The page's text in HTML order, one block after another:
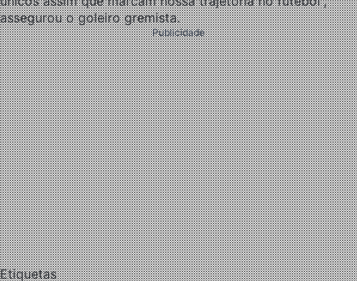
assegurou o goleiro gremista.
Publicidade
Etiquetas